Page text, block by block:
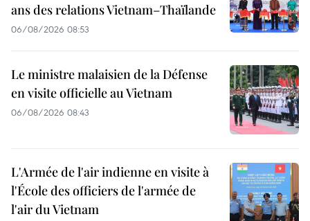
ans des relations Vietnam–Thaïlande
06/08/2026 08:53
Le ministre malaisien de la Défense
en visite officielle au Vietnam
06/08/2026 08:43
L'Armée de l'air indienne en visite à
l'École des officiers de l'armée de
l'air du Vietnam